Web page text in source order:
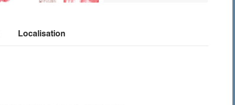
Localisation